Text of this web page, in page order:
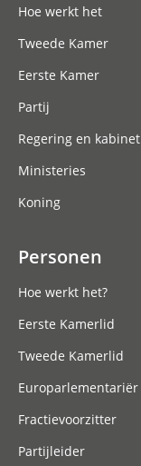
Hoe werkt het
Tweede Kamer
Eerste Kamer
Partij
Regering en kabinet
Ministeries
Koning
Personen
Hoe werkt het?
Eerste Kamerlid
Tweede Kamerlid
Europarlementariër
Fractievoorzitter
Partijleider